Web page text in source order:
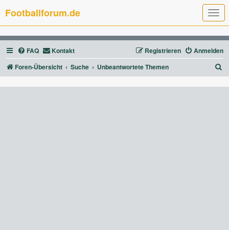
T
o
g
g
l
e
n
a
g
Footballforum.de
FAQ Kontakt Anmelden
Registrieren
Foren-Übersicht
Suche Unbeantwortete Themen
u